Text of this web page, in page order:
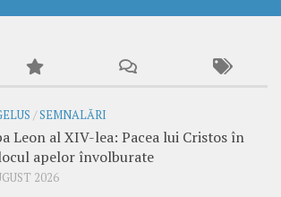
/SEMNALĂRI
Leon al XIV-lea: Pacea lui Cristos în
apelor învolburate
2026